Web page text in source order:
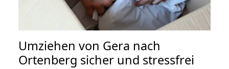
Umziehen von Gera nach
Ortenberg sicher und stressfrei